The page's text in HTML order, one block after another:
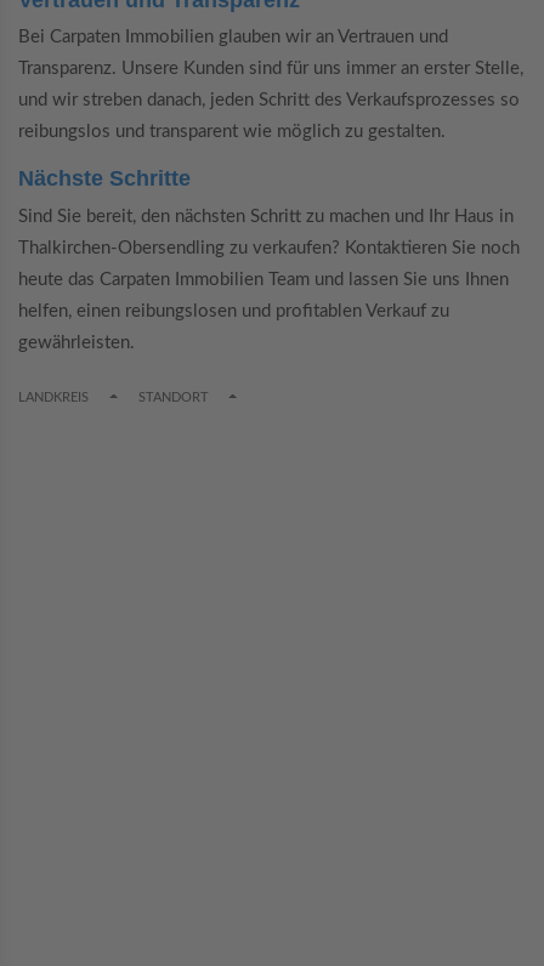
Bei Carpaten Immobilien glauben wir an Vertrauen und
Transparenz. Unsere Kunden sind für uns immer an erster Stelle,
und wir streben danach, jeden Schritt des Verkaufsprozesses so
reibungslos und transparent wie möglich zu gestalten.
Nächste Schritte
Sind Sie bereit, den nächsten Schritt zu machen und Ihr Haus in
Thalkirchen-Obersendling zu verkaufen? Kontaktieren Sie noch
heute das Carpaten Immobilien Team und lassen Sie uns Ihnen
helfen, einen reibungslosen und profitablen Verkauf zu
gewährleisten.
LANDKREIS TOGGLE DROPDOWN
STANDORT TOGGLE DROPDOWN